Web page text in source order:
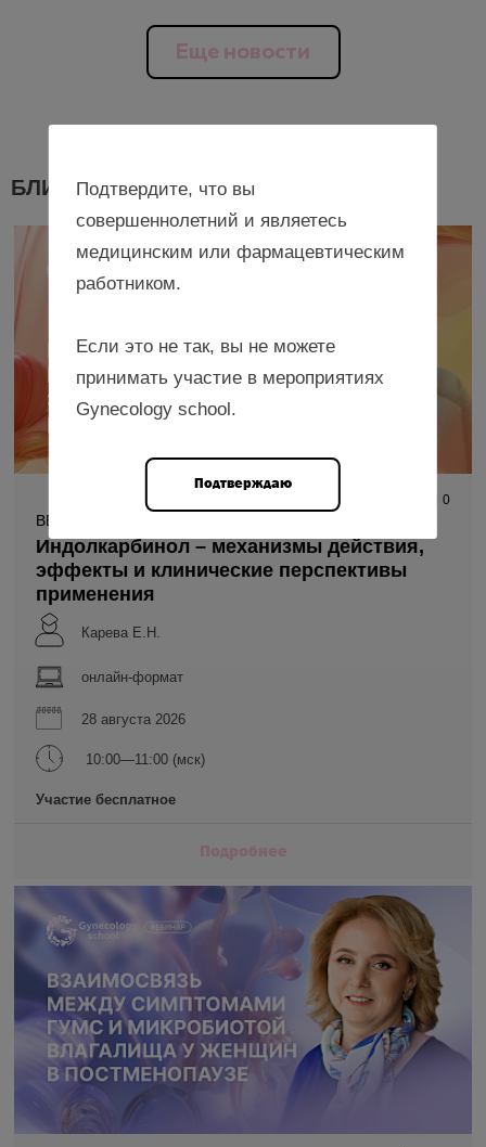
Еще новости
БЛИЖАЙШИЕ МЕРОПРИЯТИЯ
0
ВЕБИНАР
Индолкарбинол – механизмы действия,
эффекты и клинические перспективы
применения
Карева Е.Н.
онлайн-формат
28 августа 2026
10:00—11:00 (мск)
Участие бесплатное
Подробнее
Подтвердите, что вы
совершеннолетний и являетесь
медицинским или фармацевтическим
работником.
Если это не так, вы не можете
принимать участие в мероприятиях
Gynecology school.
Подтверждаю